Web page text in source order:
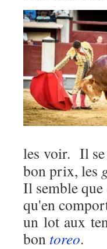
les voir. Il se
bon prix, les
Il semble
qu'en
un lot aux
bon toreo.